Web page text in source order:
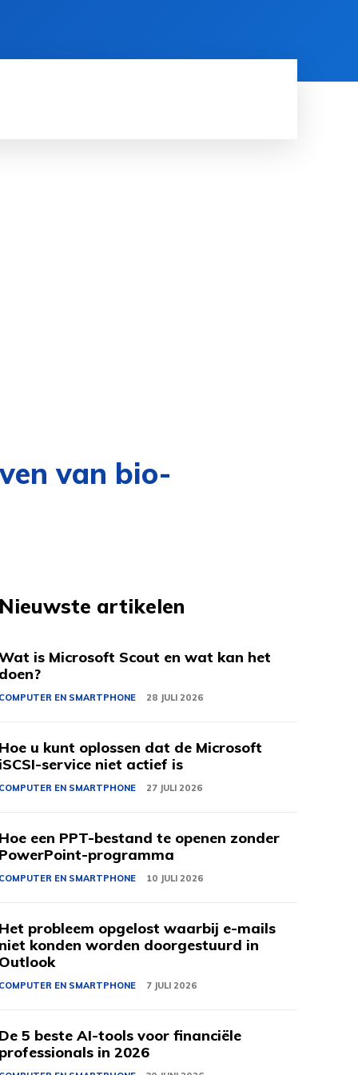
van bio-
Nieuwste artikelen
is Microsoft Scout en wat kan het
doen?
COMPUTER EN SMARTPHONE 28 JULI 2026
Hoe u kunt oplossen dat de Microsoft
iSCSI-service niet actief is
COMPUTER EN SMARTPHONE 27 JULI 2026
Hoe een PPT-bestand te openen zonder
PowerPoint-programma
COMPUTER EN SMARTPHONE 10 JULI 2026
Het probleem opgelost waarbij e-mails
niet konden worden doorgestuurd in
Outlook
COMPUTER EN SMARTPHONE 7 JULI 2026
De 5 beste AI-tools voor financiële
professionals in 2026